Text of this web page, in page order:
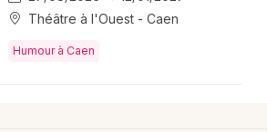
Théâtre à l'Ouest - Caen
Humour à Caen